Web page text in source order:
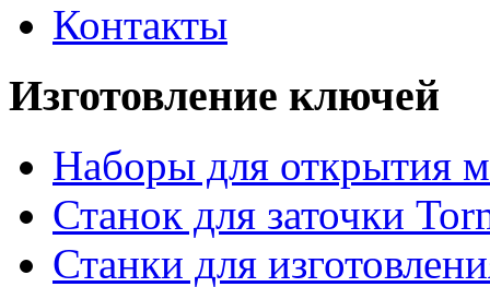
Контакты
Изготовление ключей
Наборы для открытия
Станок для заточки
Станки для